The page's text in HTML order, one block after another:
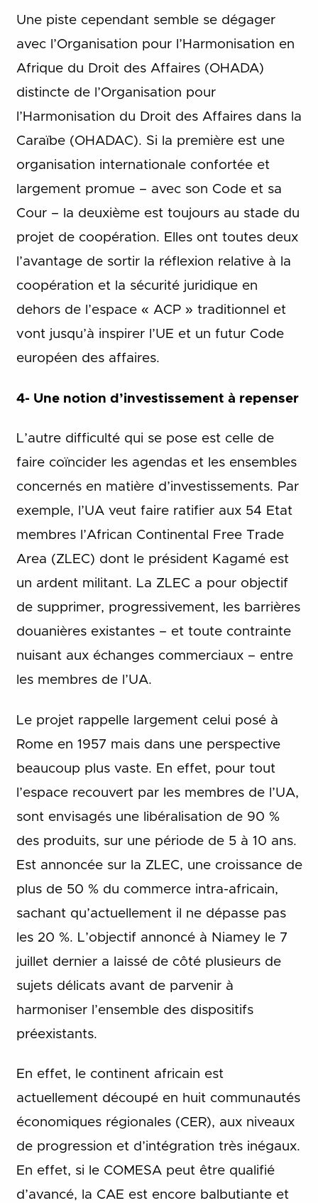
Une piste cependant semble se dégager
avec l’Organisation pour l’Harmonisation en
Afrique du Droit des Affaires (OHADA)
distincte de l’Organisation pour
l’Harmonisation du Droit des Affaires dans la
Caraïbe (OHADAC). Si la première est une
organisation internationale confortée et
largement promue – avec son Code et sa
Cour – la deuxième est toujours au stade du
projet de coopération. Elles ont toutes deux
l’avantage de sortir la réflexion relative à la
coopération et la sécurité juridique en
dehors de l’espace « ACP » traditionnel et
vont jusqu’à inspirer l’UE et un futur Code
européen des affaires.
4- Une notion d’investissement à repenser
L’autre difficulté qui se pose est celle de
faire coïncider les agendas et les ensembles
concernés en matière d’investissements. Par
exemple, l’UA veut faire ratifier aux 54 Etat
membres l’African Continental Free Trade
Area (ZLEC) dont le président Kagamé est
un ardent militant. La ZLEC a pour objectif
de supprimer, progressivement, les barrières
douanières existantes – et toute contrainte
nuisant aux échanges commerciaux – entre
les membres de l’UA.
Le projet rappelle largement celui posé à
Rome en 1957 mais dans une perspective
beaucoup plus vaste. En effet, pour tout
l’espace recouvert par les membres de l’UA,
sont envisagés une libéralisation de 90 %
des produits, sur une période de 5 à 10 ans.
Est annoncée sur la ZLEC, une croissance de
plus de 50 % du commerce intra-africain,
sachant qu’actuellement il ne dépasse pas
les 20 %. L’objectif annoncé à Niamey le 7
juillet dernier a laissé de côté plusieurs de
sujets délicats avant de parvenir à
harmoniser l’ensemble des dispositifs
préexistants.
En effet, le continent africain est
actuellement découpé en huit communautés
économiques régionales (CER), aux niveaux
de progression et d’intégration très inégaux.
En effet, si le COMESA peut être qualifié
d’avancé, la CAE est encore balbutiante et